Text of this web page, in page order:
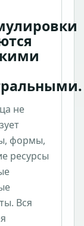
не
формы,
ресурсы
Вся